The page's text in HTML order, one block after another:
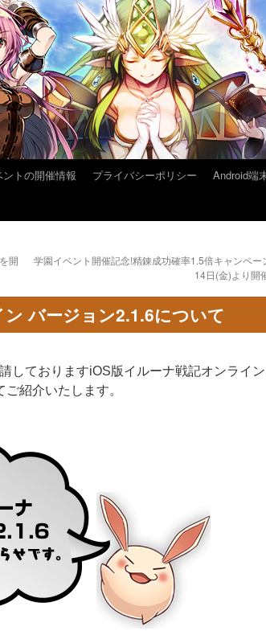
トの開催情報 プライバシーポリシー
Android端
開
学園イベント開催記念!精錬成功確率1.5倍キャンペー
14日(金)より開
バージョン2.1.6について
しておりますiOS版イルーナ戦記オンライ
紹介いたします。